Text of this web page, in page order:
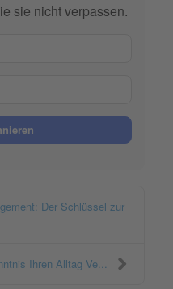
sie nicht verpassen.
Der Schlüssel zur
Ihren Alltag Ve...